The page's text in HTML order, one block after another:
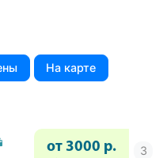
На карте
от 3000 р.